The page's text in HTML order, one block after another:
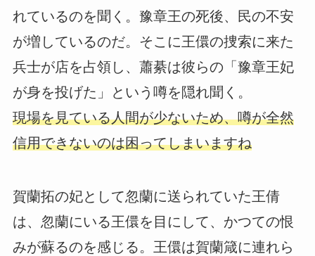
れているのを聞く。豫章王の死後、民の不安
が増しているのだ。そこに王儇の捜索に来た
兵士が店を占領し、蕭綦は彼らの「豫章王妃
が身を投げた」という噂を隠れ聞く。
現場を見ている人間が少ないため、噂が全然
信用できないのは困ってしまいますね
賀蘭拓の妃として忽蘭に送られていた王倩
は、忽蘭にいる王儇を目にして、かつての恨
みが蘇るのを感じる。王儇は賀蘭箴に連れら